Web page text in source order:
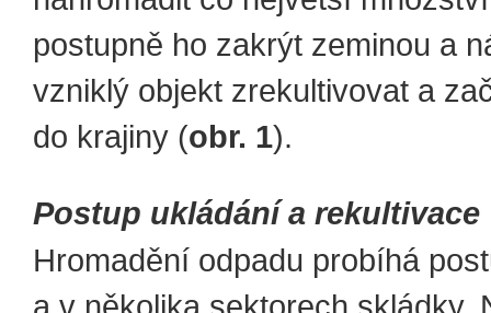
postupně ho zakrýt zeminou a
vzniklý objekt zrekultivovat a
do krajiny (obr. 1).
Postup ukládání a rekultivace
Hromadění odpadu probíhá